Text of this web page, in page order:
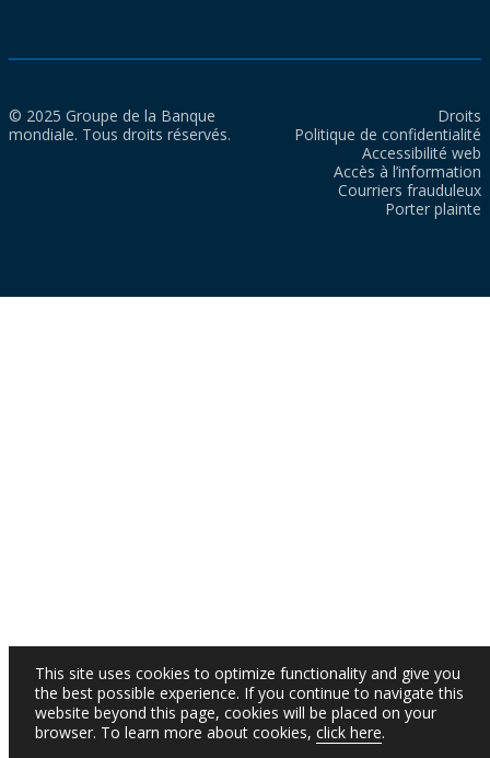
© 2025 Groupe de la Banque
mondiale. Tous droits réservés.
Droits
Politique de confidentialité
Accessibilité web
Accès à l’information
Courriers frauduleux
Porter plainte
This site uses cookies to optimize functionality and give you
the best possible experience. If you continue to navigate this
website beyond this page, cookies will be placed on your
browser. To learn more about cookies, click here.